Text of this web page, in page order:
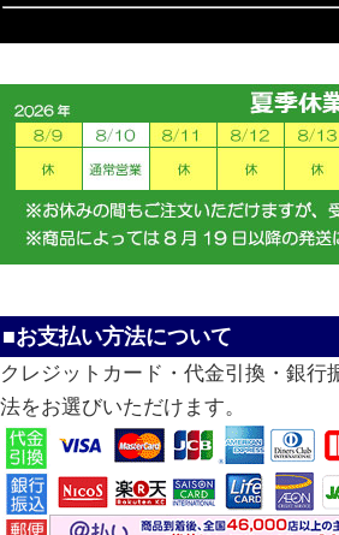
■お支払い方法について
クレジットカード・代金引換・銀
法をお選びいただけます。